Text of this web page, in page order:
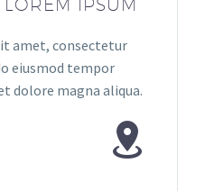
LOREM IPSUM
amet, consectetur
eiusmod tempor
dolore magna aliqua.

